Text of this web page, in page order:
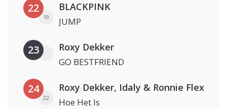
22
19
BLACKPINK
JUMP
23 Roxy Dekker
GO BESTFRIEND
24
22
Roxy Dekker, Idaly & Ronnie Flex
Hoe Het Is